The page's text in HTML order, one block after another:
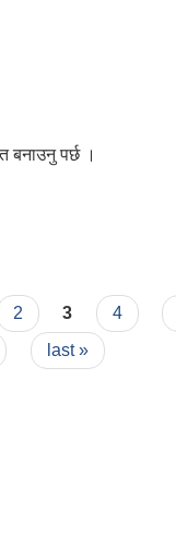
बनाउनु पर्छ ।
2 3 4
last »